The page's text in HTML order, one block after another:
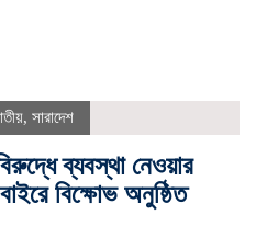
, সারাদেশ
বিরুদ্ধে ব্যবস্থা নেওয়ার
বাইরে বিক্ষোভ অনুষ্ঠিত